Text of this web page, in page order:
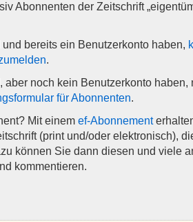
Abonnenten der Zeitschrift
bereits ein Benutzerkonto haben,
.
aber noch kein Benutzerkonto haben,
für Abonnenten.
Mit einem ef-Abonnement
(print und/oder elektronisch),
können Sie dann diesen und viele
kommentieren.